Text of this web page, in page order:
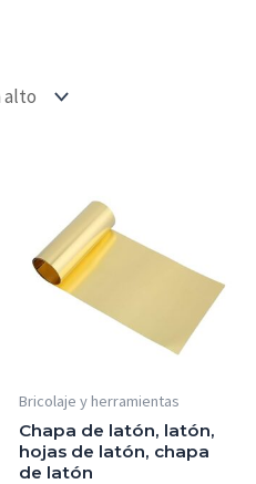
Bricolaje y herramientas
Chapa de latón, latón,
hojas de latón, chapa
de latón